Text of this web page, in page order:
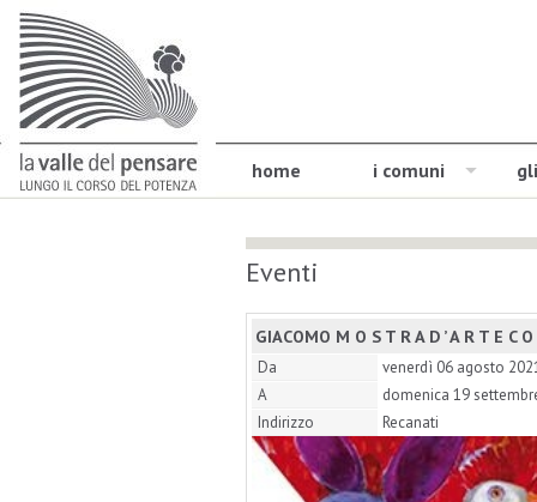
home i comuni
Eventi
GIACOMO M O S T R A D ’ A R T E C
Da
venerdì 06 agosto
A
domenica 19
Indirizzo
Recanati